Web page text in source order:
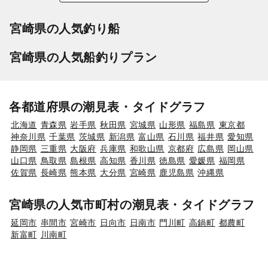
宮崎県の人気釣り船
宮崎県の人気船釣りプラン
各都道府県の潮見表・タイドグラフ
北海道 青森県 岩手県 秋田県 宮城県 山形県 福島県 東京都
神奈川県 千葉県 茨城県 新潟県 富山県 石川県 福井県 愛知県
静岡県 三重県 大阪府 兵庫県 和歌山県 京都府 広島県 岡山県
山口県 鳥取県 島根県 高知県 香川県 徳島県 愛媛県 福岡県
佐賀県 長崎県 熊本県 大分県 宮崎県 鹿児島県 沖縄県
宮崎県の人気市町村の潮見表・タイドグラフ
延岡市 串間市 宮崎市 日向市 日南市 門川町 高鍋町 都農町
新富町
川南町